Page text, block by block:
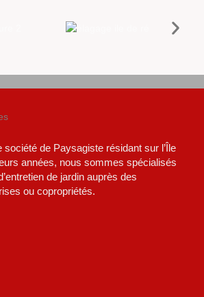
de Paysagiste résidant sur l’Île
années, nous sommes spécialisés
de jardin auprès des
ou copropriétés.